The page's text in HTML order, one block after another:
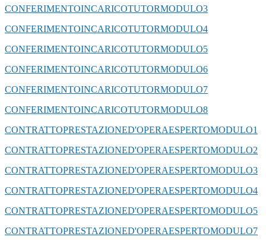
CONFERIMENTOINCARICOTUTORMODULO3
CONFERIMENTOINCARICOTUTORMODULO4
CONFERIMENTOINCARICOTUTORMODULO5
CONFERIMENTOINCARICOTUTORMODULO6
CONFERIMENTOINCARICOTUTORMODULO7
CONFERIMENTOINCARICOTUTORMODULO8
CONTRATTOPRESTAZIONED'OPERAESPERTOMODULO1
CONTRATTOPRESTAZIONED'OPERAESPERTOMODULO2
CONTRATTOPRESTAZIONED'OPERAESPERTOMODULO3
CONTRATTOPRESTAZIONED'OPERAESPERTOMODULO4
CONTRATTOPRESTAZIONED'OPERAESPERTOMODULO5
CONTRATTOPRESTAZIONED'OPERAESPERTOMODULO7